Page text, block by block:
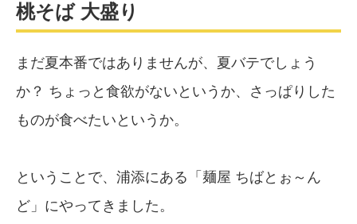
桃そば 大盛り
まだ夏本番ではありませんが、夏バテでしょう
か？ ちょっと食欲がないというか、さっぱりした
ものが食べたいというか。
ということで、浦添にある「麺屋 ちばとぉ～ん
ど」にやってきました。